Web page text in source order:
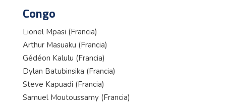
Congo
Lionel Mpasi (Francia)
Arthur Masuaku (Francia)
Gédéon Kalulu (Francia)
Dylan Batubinsika (Francia)
Steve Kapuadi (Francia)
Samuel Moutoussamy (Francia)